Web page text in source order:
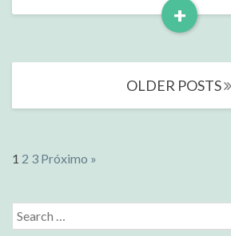
+
Read
OLDER POSTS
1 2 3 Próximo »
Search
for: